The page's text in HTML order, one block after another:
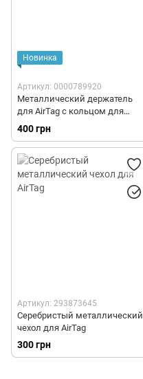
Новинка
Артикул: 0000789920
Металлический держатель
для AirTag с кольцом для
ключей
400 грн
Артикул: 293873645
Серебристый металлический
чехол для AirTag
300 грн